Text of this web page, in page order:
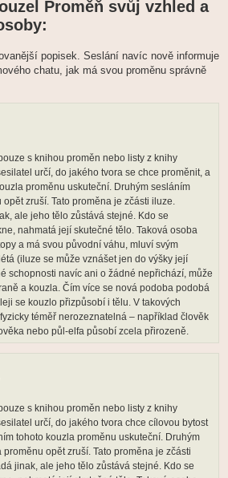
Proměň svůj vzhled a
popisek. Seslání navíc nově informuje
chatu, jak má svou proměnu správně
s knihou proměn nebo listy z knihy
určí, do jakého tvora se chce proměnit, a
proměnu uskuteční. Druhým sesláním
zruší. Tato proměna je zčásti iluze.
ale jeho tělo zůstává stejné. Kdo se
nahmatá její skutečné tělo. Taková osoba
a má svou původní váhu, mluví svým
(iluze se může vznášet jen do výšky její
schopnosti navíc ani o žádné nepřichází, může
a kouzla. Čím více se nová podoba podobá
se kouzlo přizpůsobí i tělu. V takových
téměř nerozeznatelná – například člověk
nebo půl-elfa působí zcela přirozeně.
s knihou proměn nebo listy z knihy
určí, do jakého tvora chce cílovou bytost
tohoto kouzla proměnu uskuteční. Druhým
opět zruší. Tato proměna je zčásti
jinak, ale jeho tělo zůstává stejné. Kdo se